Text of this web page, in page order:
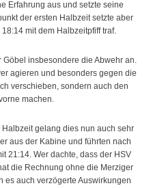
Erfahrung aus und setzte seine
der ersten Halbzeit setzte aber
mit dem Halbzeitpfiff traf.
Göbel insbesondere die Abwehr an.
agieren und besonders gegen die
verschieben, sondern auch den
machen.
gelang dies nun auch sehr
aus der Kabine und führten nach
21:14. Wer dachte, dass der HSV
die Rechnung ohne die Merziger
es auch verzögerte Auswirkungen